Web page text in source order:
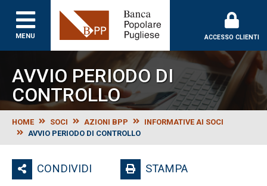
MENU
Banca Popolare
ACCESSO CLIENTI
AVVIO PERIODO DI
CONTROLLO
HOME SOCI AZIONI BPP
INFORMATIVE AI SOCI
AVVIO PERIODO DI CONTROLLO
CONDIVIDI STAMPA